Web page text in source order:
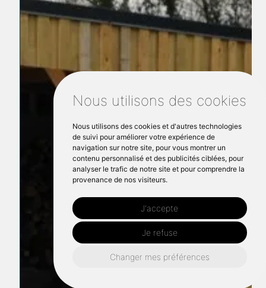
Nous utilisons des cookies
Nous utilisons des cookies et d'autres technologies
de suivi pour améliorer votre expérience de
navigation sur notre site, pour vous montrer un
contenu personnalisé et des publicités ciblées, pour
analyser le trafic de notre site et pour comprendre la
provenance de nos visiteurs.
J'accepte
Je refuse
Changer mes préférences